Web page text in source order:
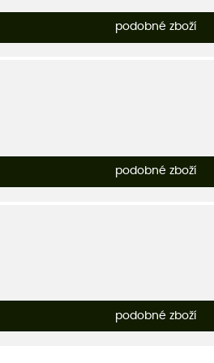
podobné zboží
podobné zboží
podobné zboží